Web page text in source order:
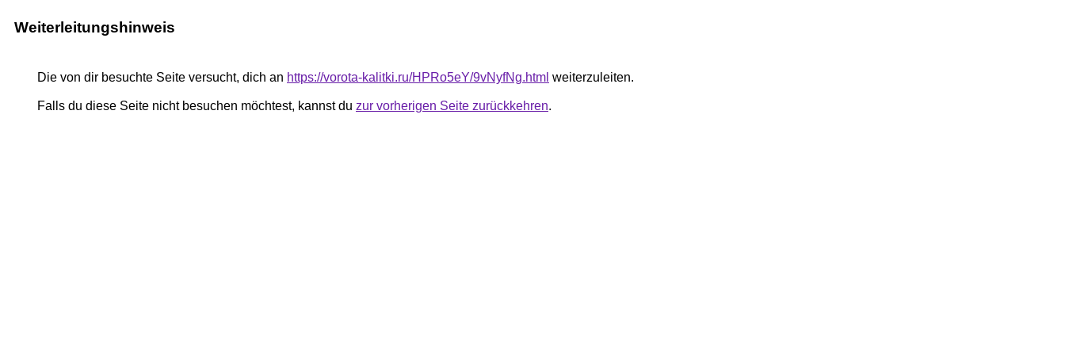
Weiterleitungshinweis
Die von dir besuchte Seite versucht, dich an https://vorota-kalitki.ru/HPRo5eY/9vNyfNg.html weiterzuleiten.
Falls du diese Seite nicht besuchen möchtest, kannst du zur vorherigen Seite zurückkehren.